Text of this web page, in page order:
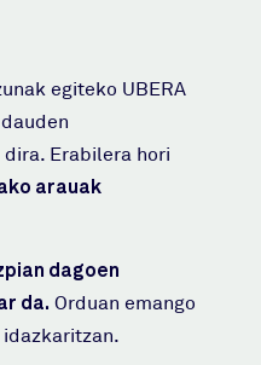
egiteko UBERA
Erabilera hori
arauak
dagoen
da. Orduan emango